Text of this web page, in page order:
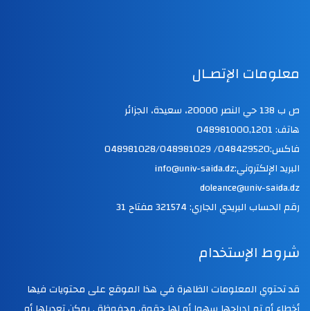
معلومات الإتصـال
ص ب 138 حي النصر 20000، سعيدة، الجزائر
هاتف: 048981000,1201
فاكس:048429520/ 048981028/048981029
البريد الإلكتروني:info@univ-saida.dz
doleance@univ-saida.dz
رقم الحساب البريدي الجاري: 321574 مفتاح 31
شروط الإستخدام
قد تحتوي المعلومات الظاهرة في هذا الموقع على محتويات فيها